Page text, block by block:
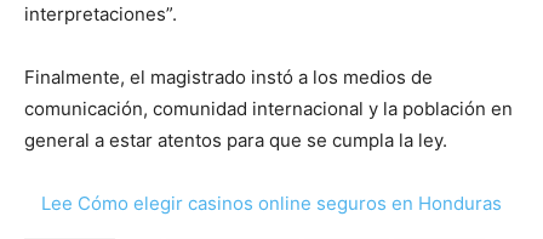
interpretaciones”.
Finalmente, el magistrado instó a los medios de
comunicación, comunidad internacional y la población en
general a estar atentos para que se cumpla la ley.
Lee Cómo elegir casinos online seguros en Honduras